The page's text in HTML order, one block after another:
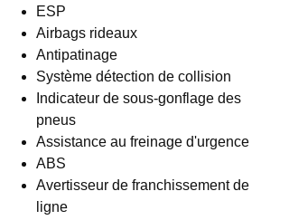
ESP
Airbags rideaux
Antipatinage
Système détection de collision
Indicateur de sous-gonflage des
pneus
Assistance au freinage d'urgence
ABS
Avertisseur de franchissement de
ligne